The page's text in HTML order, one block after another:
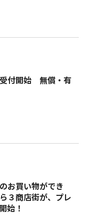
付開始 無償・有
お買い物ができ
３商店街が、プレ
始！